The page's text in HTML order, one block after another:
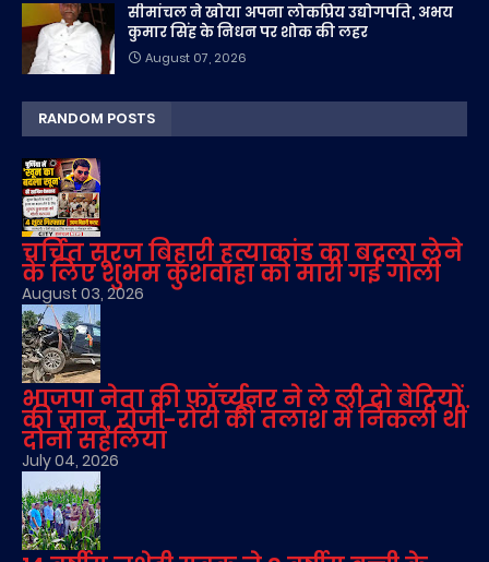
सीमांचल ने खोया अपना लोकप्रिय उद्योगपति, अभय
कुमार सिंह के निधन पर शोक की लहर
August 07, 2026
RANDOM POSTS
चर्चित सूरज बिहारी हत्याकांड का बदला लेने
के लिए शुभम कुशवाहा को मारी गई गोली
August 03, 2026
भाजपा नेता की फॉर्च्यूनर ने ले ली दो बेटियों
की जान, रोजी-रोटी की तलाश में निकली थीं
दोनों सहेलियां
July 04, 2026